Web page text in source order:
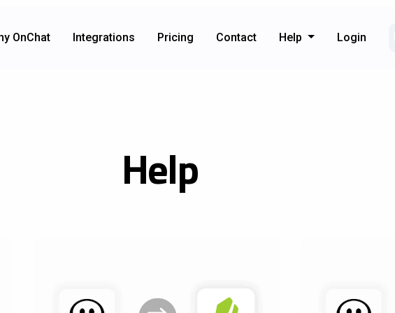
OnChat Integrations Pricing Contact Help Login
Help